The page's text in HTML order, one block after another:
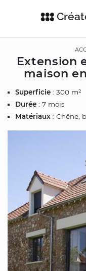
Extension
maison
Superficie : 300 m²
Durée : 7 mois
Matériaux : Chêne,